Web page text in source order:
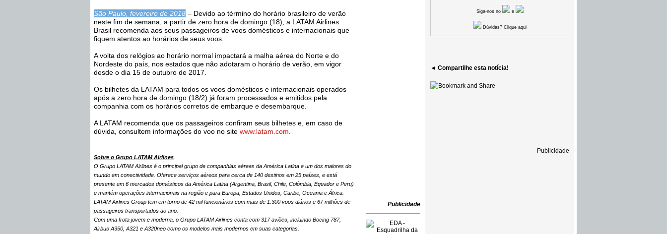
São Paulo, fevereiro de 2018 – Devido ao término do horário brasileiro de verão
neste fim de semana, a partir de zero hora de domingo (18), a LATAM Airlines
Brasil recomenda aos seus passageiros de voos domésticos e internacionais que
fiquem atentos ao horários de seus voos.
A volta dos relógios ao horário normal impactará a malha aérea do Norte e do
Nordeste do país, nos estados que não adotaram o horário de verão, em vigor
desde o dia 15 de outubro de 2017.
Os bilhetes da LATAM para todos os voos domésticos e internacionais operados
após a zero hora de domingo (18/2) já foram processados e emitidos pela
companhia com os horários corretos de embarque e desembarque.
A LATAM recomenda que os passageiros confiram seus bilhetes e, em caso de
dúvida, consultem informações do voo no site www.latam.com
Sobre o Grupo LATAM Airlines
O Grupo LATAM Airlines é o principal grupo de companhias aéreas da América Latina e um dos maiores do
mundo em conectividade. Oferece serviços aéreos para cerca de 140 destinos em 25 países, e está
presente em 6 mercados domésticos da América Latina (Argentina, Brasil, Chile, Colômbia, Equador e Peru)
e mantém operações internacionais na região e para Europa, Estados Unidos, Caribe, Oceania e África.
LATAM Airlines Group tem em torno de 42 mil funcionários com mais de 1.300 voos diários e 67 milhões de
passageiros transportados ao ano.
Com uma frota jovem e moderna, o Grupo LATAM Airlines conta com 317 aviões, incluindo Boeing 787,
Airbus A350, A321 e A320neo como os modelos mais modernos em suas categorias.
Publicidade
Siga-nos no e
Dúvidas? Clique aqui
◄ Compartilhe esta notícia!
Publicidade